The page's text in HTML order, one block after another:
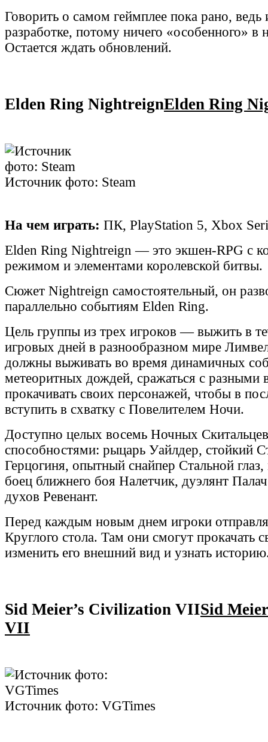
Говорить о самом геймплее пока рано, ведь
разработке, потому ничего «особенного» в
Остается ждать обновлений.
Elden Ring NightreignElden Ring
Источник фото: Steam
На чем играть: ПК, PlayStation 5, Xbox
Elden Ring Nightreign — это экшен-RPG с
режимом и элементами королевской битвы.
Сюжет Nightreign самостоятельный, он
параллельно событиям Elden Ring.
Цель группы из трех игроков — выжить в
игровых дней в разнообразном мире
должны выживать во время динамичных
метеоритных дождей, сражаться с разными
прокачивать своих персонажей, чтобы в
вступить в схватку с Повелителем Ночи.
Доступно целых восемь Ночных
способностями: рыцарь Уайлдер, стойкий
Герцогиня, опытный снайпер Стальной
боец ближнего боя Налетчик, дуэлянт
духов Ревенант.
Перед каждым новым днем игроки
Круглого стола. Там они смогут прокачать
изменить его внешний вид и узнать
Sid Meier’s Civilization VIISid
VII
Источник фото: VGTimes